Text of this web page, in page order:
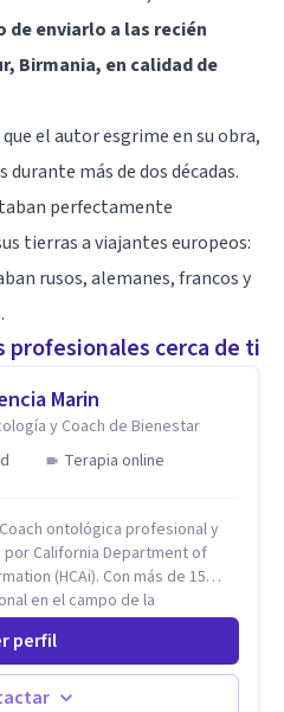
enviarlo a las recién
Birmania, en calidad de
el autor esgrime en su obra,
más de dos décadas.
perfectamente
tierras a viajantes europeos:
rusos, alemanes, francos y
profesionales cerca de ti
Marin
y Coach de Bienestar
Terapia online
ontológica profesional y
por California Department of
(HCAi). Con más de 15
en el campo de la
estratégico; bilingüe
holístico, integrativo
perfil